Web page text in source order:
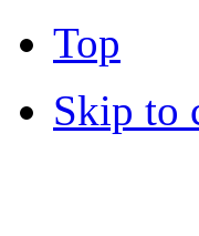
Top
Skip to